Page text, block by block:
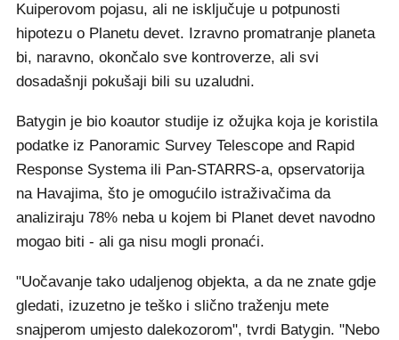
Kuiperovom pojasu, ali ne isključuje u potpunosti
hipotezu o Planetu devet. Izravno promatranje planeta
bi, naravno, okončalo sve kontroverze, ali svi
dosadašnji pokušaji bili su uzaludni.
Batygin je bio koautor studije iz ožujka koja je koristila
podatke iz Panoramic Survey Telescope and Rapid
Response Systema ili Pan-STARRS-a, opservatorija
na Havajima, što je omogućilo istraživačima da
analiziraju 78% neba u kojem bi Planet devet navodno
mogao biti - ali ga nisu mogli pronaći.
"Uočavanje tako udaljenog objekta, a da ne znate gdje
gledati, izuzetno je teško i slično traženju mete
snajperom umjesto dalekozorom", tvrdi Batygin. "Nebo